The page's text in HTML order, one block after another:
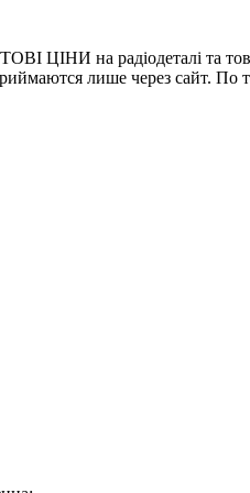
ЦІНИ на радіодеталі та
лише через сайт. По